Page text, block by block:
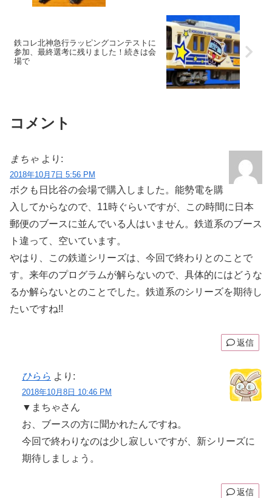
鉄コレ北神急行ラッピングコンテストに
参加、最終選考に残りました！続きは会
場で
コメント
まちゃ より:
2018年10月7日 5:56 PM
ボクも日比谷の会場で購入しました。能勢電を購
入してからなので、11時ぐらいですが、この時間に日本
郵便のブースに並んでいる人はいません。鉄道系のブース
ト違って、空いています。
やはり、この鉄道シリーズは、今回で終わりとのことで
す。来年のプログラムが解らないので、具体的にはどうな
るか解らないとのことでした。鉄道系のシリーズを期待し
たいですね!!
返信
ひらら より:
2018年10月8日 10:46 PM
▼まちゃさん
お、ブースの方に聞かれたんですね。
今回で終わりなのは少し寂しいですが、新シリーズに
期待しましょう。
返信